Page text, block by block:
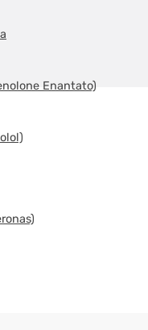
Enantato)